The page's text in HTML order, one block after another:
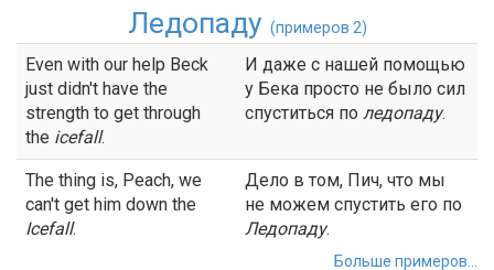
Ледопаду (примеров 2)
Even with our help Beck
just didn't have the
strength to get through
the icefall.
И даже с нашей помощью
у Бека просто не было сил
спуститься по ледопаду.
The thing is, Peach, we
can't get him down the
Icefall.
Дело в том, Пич, что мы
не можем спустить его по
Ледопаду.
Больше примеров...